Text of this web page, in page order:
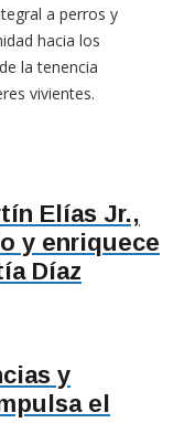
a perros y
hacia los
la tenencia
vivientes.
Elías Jr.,
y enriquece
Díaz
y
el